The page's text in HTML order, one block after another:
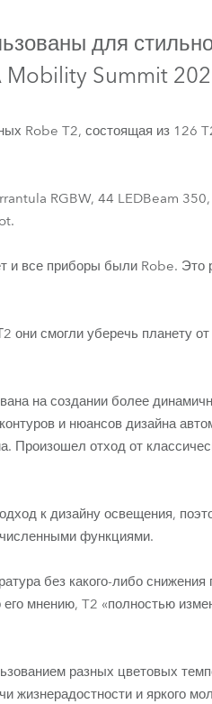
350™
для
Mobility Summit
Robe T2, состоящая из 126
RGBW, 44 LEDBeam
и все приборы были Robe. Это
они смогли уберечь планету
на создании более
и нюансов дизайна
Произошел отход от
к дизайну освещения,
функциями.
без какого-либо снижения
мнению, T2 «полностью
разных цветовых
жизнерадостности и яркого